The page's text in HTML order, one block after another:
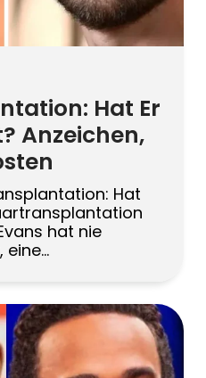
Hat Er
Anzeichen,
Hat
hat nie
eine
Fans oft auf
bei einigen
sich, ob er sich
oder
unterzogen